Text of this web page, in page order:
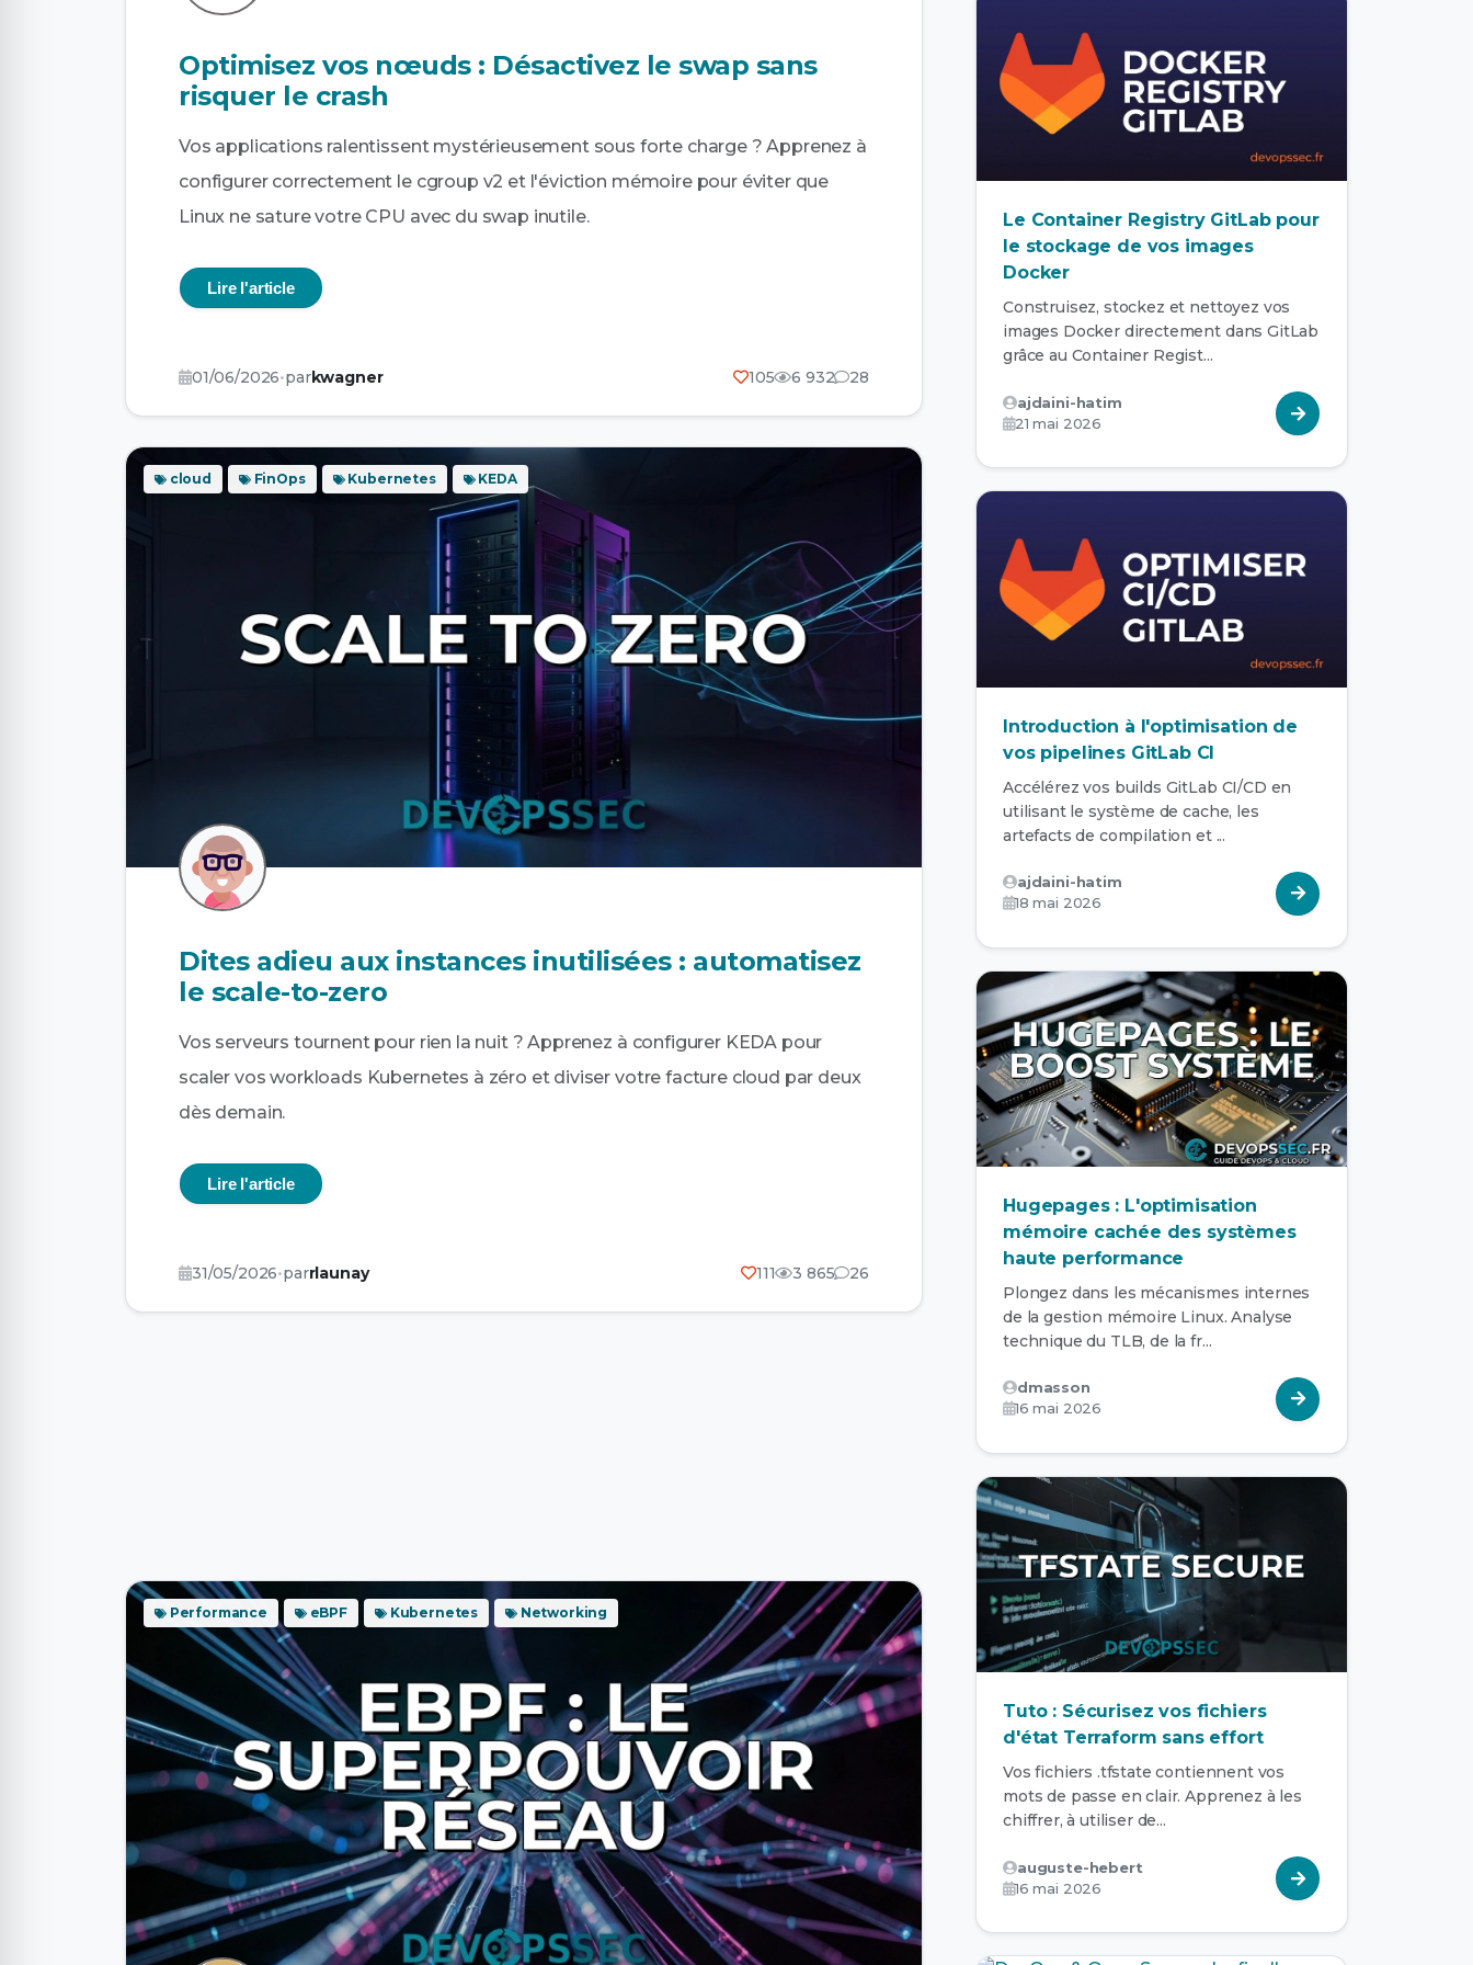
Optimisez vos nœuds : Désactivez le swap sans
risquer le crash
Vos applications ralentissent mystérieusement sous forte charge ? Apprenez à
configurer correctement le cgroup v2 et l'éviction mémoire pour éviter que
Linux ne sature votre CPU avec du swap inutile.
Lire l'article
01/06/2026•parkwagner 105 6 932 28
cloud FinOps Kubernetes KEDA
Dites adieu aux instances inutilisées : automatisez
le scale-to-zero
Vos serveurs tournent pour rien la nuit ? Apprenez à configurer KEDA pour
scaler vos workloads Kubernetes à zéro et diviser votre facture cloud par deux
dès demain.
Lire l'article
31/05/2026•parrlaunay 111 3 865 26
Performance eBPF Kubernetes Networking
Le Container Registry GitLab pour
le stockage de vos images
Docker
Construisez, stockez et nettoyez vos
images Docker directement dans GitLab
grâce au Container Regist...
ajdaini-hatim
21 mai 2026
Introduction à l'optimisation de
vos pipelines GitLab CI
Accélérez vos builds GitLab CI/CD en
utilisant le système de cache, les
artefacts de compilation et ...
ajdaini-hatim
18 mai 2026
Hugepages : L'optimisation
mémoire cachée des systèmes
haute performance
Plongez dans les mécanismes internes
de la gestion mémoire Linux. Analyse
technique du TLB, de la fr...
dmasson
16 mai 2026
Tuto : Sécurisez vos fichiers
d'état Terraform sans effort
Vos fichiers .tfstate contiennent vos
mots de passe en clair. Apprenez à les
chiffrer, à utiliser de...
auguste-hebert
16 mai 2026